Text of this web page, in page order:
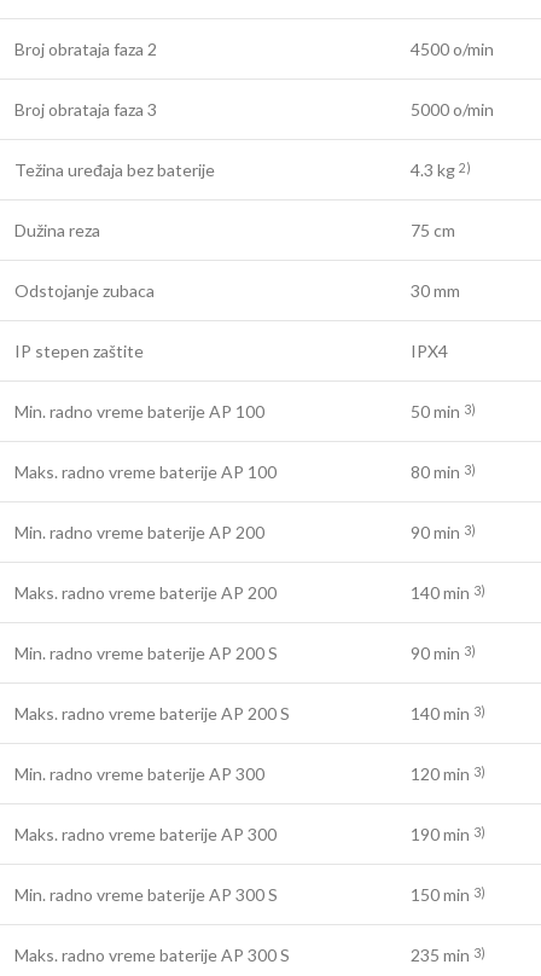
Broj obrataja faza 2 4500 o/min
Broj obrataja faza 3 5000 o/min
Težina uređaja bez baterije 4.3 kg 2)
Dužina reza 75 cm
Odstojanje zubaca 30 mm
IP stepen zaštite IPX4
Min. radno vreme baterije AP 100 50 min 3)
Maks. radno vreme baterije AP 100 80 min 3)
Min. radno vreme baterije AP 200 90 min 3)
Maks. radno vreme baterije AP 200 140 min 3)
Min. radno vreme baterije AP 200 S 90 min 3)
Maks. radno vreme baterije AP 200 S 140 min 3)
Min. radno vreme baterije AP 300 120 min 3)
Maks. radno vreme baterije AP 300 190 min 3)
Min. radno vreme baterije AP 300 S 150 min 3)
Maks. radno vreme baterije AP 300 S 235 min 3)